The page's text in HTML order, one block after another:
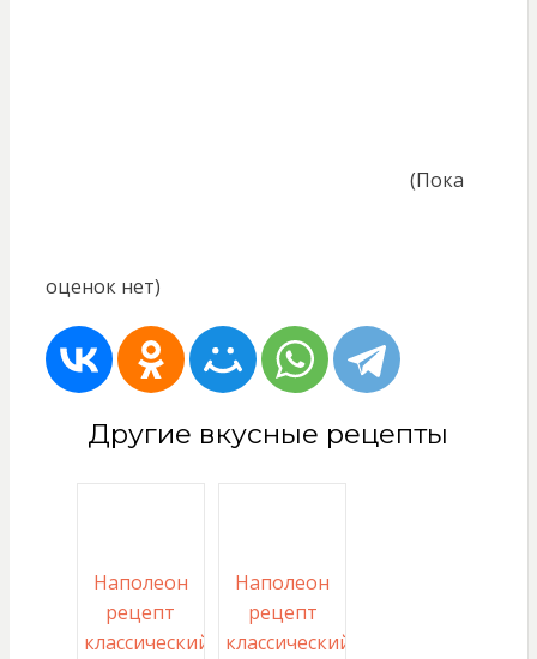
(Пока
оценок нет)
Другие вкусные рецепты
Наполеон
рецепт
классический
Наполеон
рецепт
классический